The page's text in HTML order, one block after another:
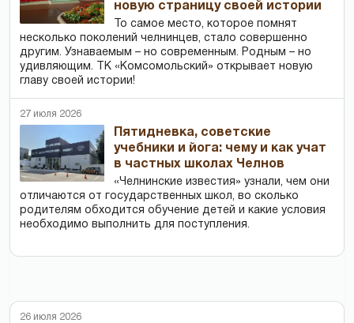
новую страницу своей истории
То самое место, которое помнят
несколько поколений челнинцев, стало совершенно
другим. Узнаваемым – но современным. Родным – но
удивляющим. ТК «Комсомольский» открывает новую
главу своей истории!
27 июля 2026
Пятидневка, советские
учебники и йога: чему и как учат
в частных школах Челнов
«Челнинские известия» узнали, чем они
отличаются от государственных школ, во сколько
родителям обходится обучение детей и какие условия
необходимо выполнить для поступления.
26 июля 2026